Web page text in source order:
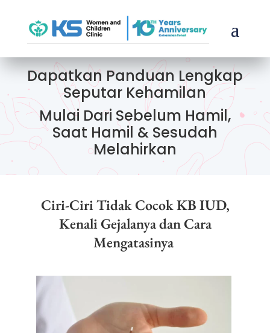
Dapatkan Panduan Lengkap
Seputar Kehamilan
Mulai Dari Sebelum Hamil,
Saat Hamil & Sesudah
Melahirkan
Ciri-Ciri Tidak Cocok KB IUD,
Kenali Gejalanya dan Cara
Mengatasinya